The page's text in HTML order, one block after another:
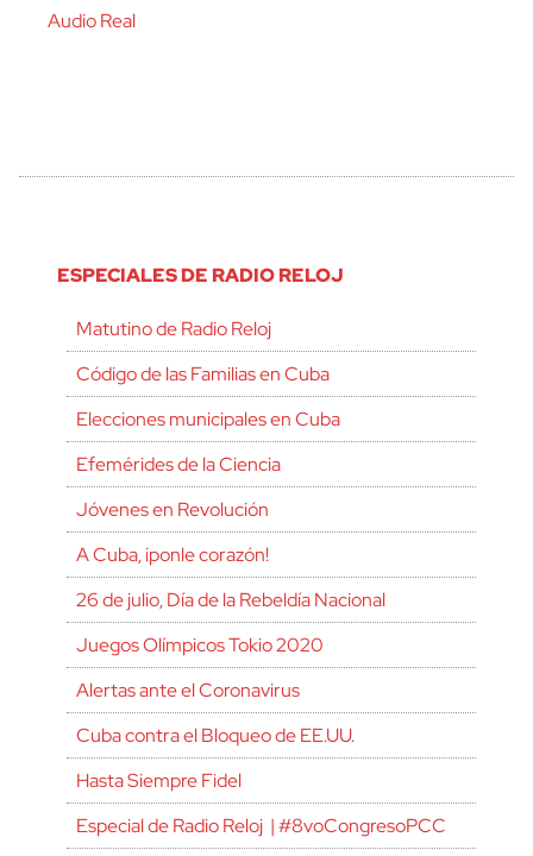
Audio Real
ESPECIALES DE RADIO RELOJ
Matutino de Radio Reloj
Código de las Familias en Cuba
Elecciones municipales en Cuba
Efemérides de la Ciencia
Jóvenes en Revolución
A Cuba, ¡ponle corazón!
26 de julio, Día de la Rebeldía Nacional
Juegos Olímpicos Tokio 2020
Alertas ante el Coronavirus
Cuba contra el Bloqueo de EE.UU.
Hasta Siempre Fidel
Especial de Radio Reloj | #8voCongresoPCC